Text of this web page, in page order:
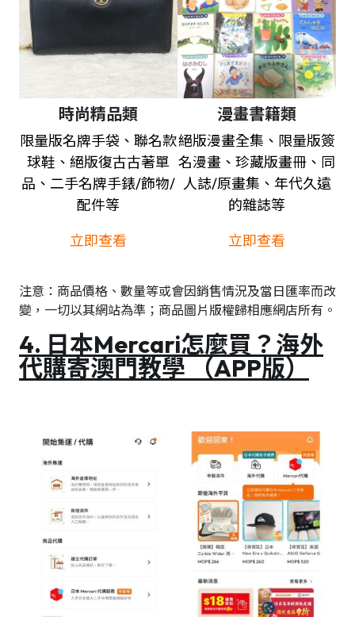
時尚精品類
限量版名牌手袋、聯名款
球鞋、絕版復古古著單
品、二手名牌手錶/飾物/
配件等
立即查看
漫畫書籍類
絕版漫畫全集、限量版簽
名漫畫、珍藏版畫冊、同
人誌/原畫集、年代久遠
的雜誌等
立即查看
注意：商品價格、數量等或會因銷售情況及當日匯率而改
變，一切以其網站為準；商品圖片版權歸相應網店所有。
4. 日本Mercari怎麼買？海外
代購寄澳門教學 （APP版）